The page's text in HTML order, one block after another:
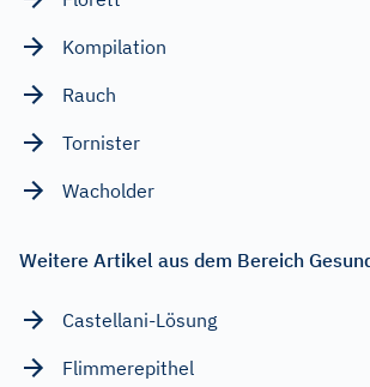
Kompilation
Rauch
Tornister
Wacholder
Weitere Artikel aus dem Bereich
Castellani-Lösung
Flimmerepithel